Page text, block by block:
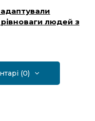
адаптували
людей з
(0)